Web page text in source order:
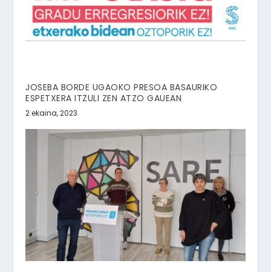
JOSEBA BORDE UGAOKO PRESOA BASAURIKO
ESPETXERA ITZULI ZEN ATZO GAUEAN
2 ekaina, 2023